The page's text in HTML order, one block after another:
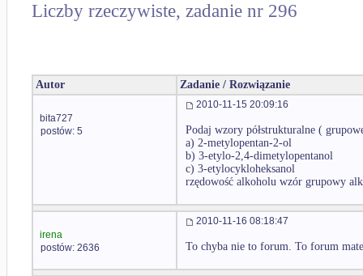
Liczby rzeczywiste, zadanie nr 296
Autor Zadanie / Rozwiązanie
bita727
postów: 5
2010-11-15 20:09:16
Podaj wzory półstrukturalne (
a) 2-metylopentan-2-ol
b) 3-etylo-2,4-dimetylopentanol
c) 3-etylocykloheksanol
rzędowość alkoholu wzór grupowy
irena
postów: 2636
2010-11-16 08:18:47
To chyba nie to forum. To forum